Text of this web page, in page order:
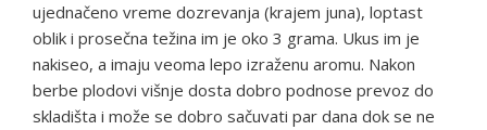
ujednačeno vreme dozrevanja (krajem juna), loptast
oblik i prosečna težina im je oko 3 grama. Ukus im je
nakiseo, a imaju veoma lepo izraženu aromu. Nakon
berbe plodovi višnje dosta dobro podnose prevoz do
skladišta i može se dobro sačuvati par dana dok se ne